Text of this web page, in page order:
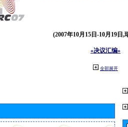
(2007年10月15日-10月19日,
«决议汇编»
全部展开